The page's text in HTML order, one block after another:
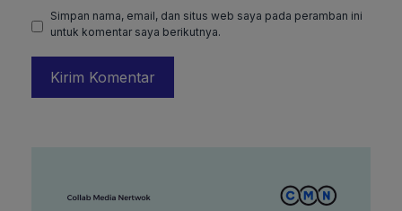
Simpan nama, email, dan situs web saya pada peramban ini
untuk komentar saya berikutnya.